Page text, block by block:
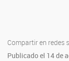
Compartir en redes
Publicado el 14 de